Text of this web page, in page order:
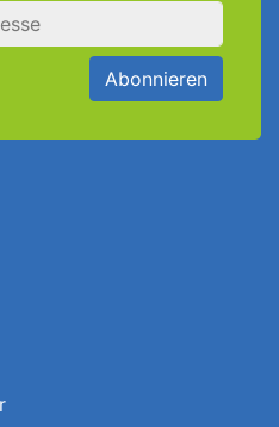
Abonnieren